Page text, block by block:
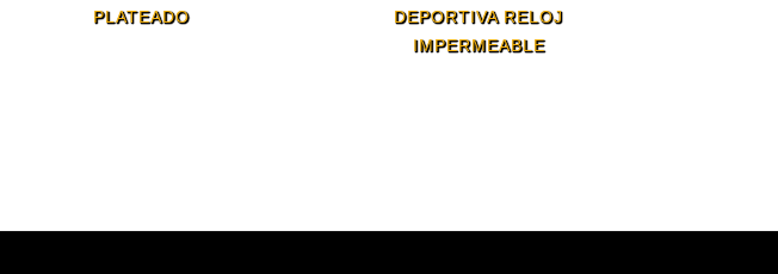
PLATEADO
DEPORTIVA RELOJ
IMPERMEABLE